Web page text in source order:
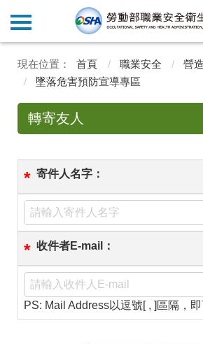
首頁 職業安全
營
墜落危害預防宣導專區
轉寄友人
* 寄件人名字：
* 收件者E-mail：
PS: Mail Address以逗號[ , ]區隔，即